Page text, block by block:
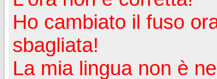
Ho cambiato il fuso
sbagliata!
La mia lingua non è